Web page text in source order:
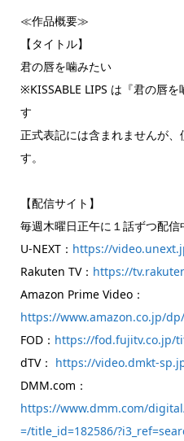
≪作品概要≫
【タイトル】
君の唇を噛みたい
※KISSABLE LIPS は『君の唇
す
正式表記には含まれませんが
す。
【配信サイト】
毎週木曜日正午に１話ずつ配
U-NEXT： https://
Rakuten TV： https://
Amazon Prime Video：
https://www.amazon.co.jp/
FOD： https://fod.fujitv.co.jp/
dTV： https://video.dmkt-
DMM.com：
https://www.dmm.com/
=/title_id=182586/